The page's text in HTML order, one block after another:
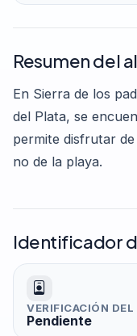
Resumen del
En Sierra de los
del Plata, se
permite disfrutar
no de la playa.
Identificador
VERIFICACIÓN DEL
Pendiente